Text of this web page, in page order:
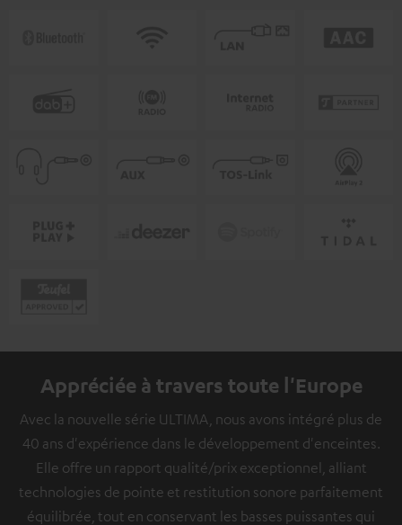
Appréciée à travers toute l'Europe
Avec la nouvelle série ULTIMA, nous avons intégré plus de
40 ans d'expérience dans le développement d'enceintes.
Elle offre un rapport qualité/prix exceptionnel, alliant
technologies de pointe et restitution sonore parfaitement
équilibrée, tout en conservant les basses puissantes qui